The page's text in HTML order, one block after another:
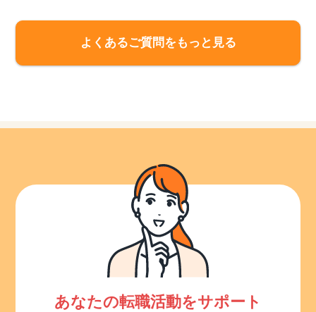
よくあるご質問をもっと見る
あなたの転職活動をサポート
該当件数
件
他の条件を選択